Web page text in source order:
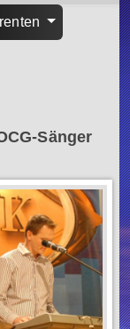
Sänger